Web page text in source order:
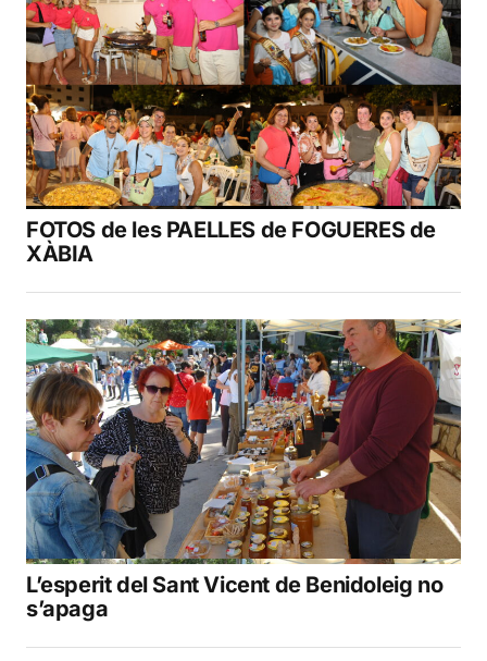
FOTOS de les PAELLES de FOGUERES de
XÀBIA
L’esperit del Sant Vicent de Benidoleig no
s’apaga